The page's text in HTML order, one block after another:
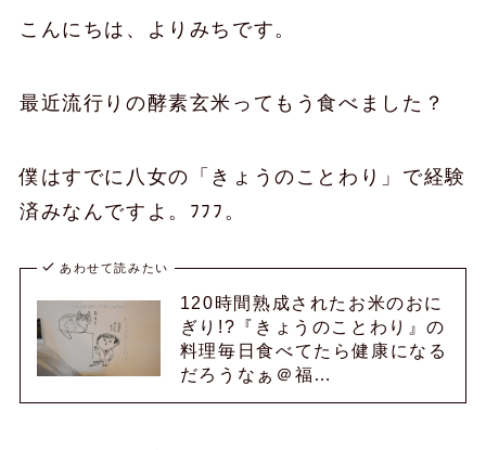
こんにちは、よりみちです。
最近流行りの酵素玄米ってもう食べました？
僕はすでに八女の「きょうのことわり」で経験
済みなんですよ。ﾌﾌﾌ。
あわせて読みたい
120時間熟成されたお米のおに
ぎり!?『きょうのことわり』の
料理毎日食べてたら健康になる
だろうなぁ＠福…